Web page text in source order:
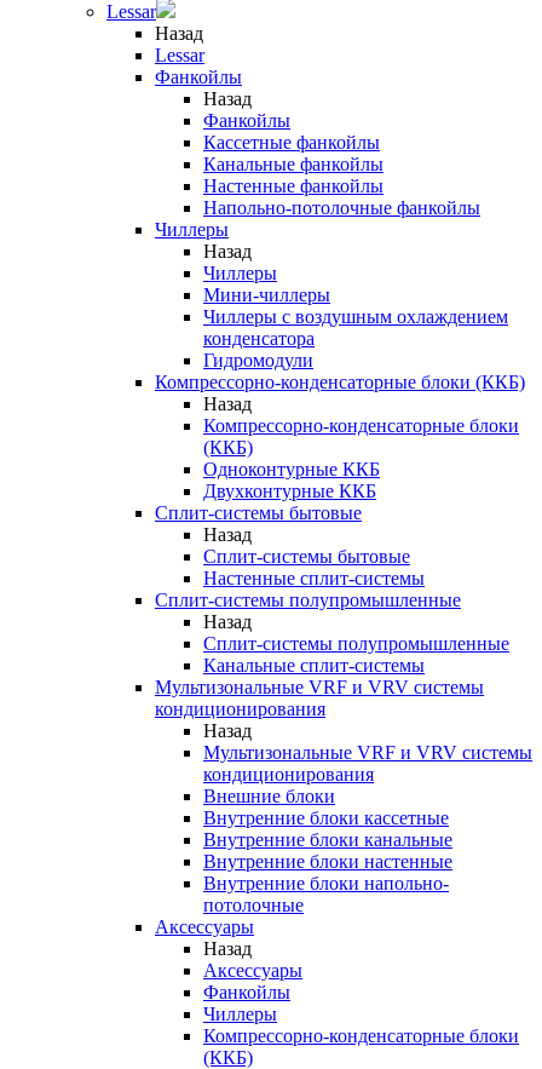
Lessar
Назад
Lessar
Фанкойлы
Назад
Фанкойлы
Кассетные фанкойлы
Канальные фанкойлы
Настенные фанкойлы
Напольно-потолочные фанкойлы
Чиллеры
Назад
Чиллеры
Мини-чиллеры
Чиллеры с воздушным охлаждением
конденсатора
Гидромодули
Компрессорно-конденсаторные блоки (ККБ)
Назад
Компрессорно-конденсаторные блоки
(ККБ)
Одноконтурные ККБ
Двухконтурные ККБ
Сплит-системы бытовые
Назад
Сплит-системы бытовые
Настенные сплит-системы
Сплит-системы полупромышленные
Назад
Сплит-системы полупромышленные
Канальные сплит-системы
Мультизональные VRF и VRV системы
кондиционирования
Назад
Мультизональные VRF и VRV системы
кондиционирования
Внешние блоки
Внутренние блоки кассетные
Внутренние блоки канальные
Внутренние блоки настенные
Внутренние блоки напольно-
потолочные
Аксессуары
Назад
Аксессуары
Фанкойлы
Чиллеры
Компрессорно-конденсаторные блоки
(ККБ)